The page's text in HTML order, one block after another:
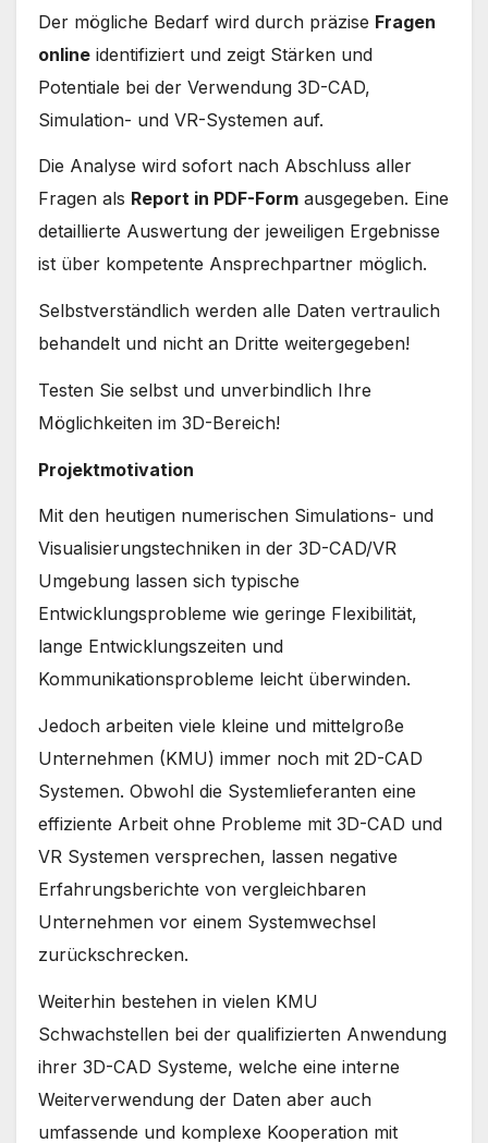
Der mögliche Bedarf wird durch präzise Fragen
online identifiziert und zeigt Stärken und
Potentiale bei der Verwendung 3D-CAD,
Simulation- und VR-Systemen auf.
Die Analyse wird sofort nach Abschluss aller
Fragen als Report in PDF-Form ausgegeben. Eine
detaillierte Auswertung der jeweiligen Ergebnisse
ist über kompetente Ansprechpartner möglich.
Selbstverständlich werden alle Daten vertraulich
behandelt und nicht an Dritte weitergegeben!
Testen Sie selbst und unverbindlich Ihre
Möglichkeiten im 3D-Bereich!
Projektmotivation
Mit den heutigen numerischen Simulations- und
Visualisierungstechniken in der 3D-CAD/VR
Umgebung lassen sich typische
Entwicklungsprobleme wie geringe Flexibilität,
lange Entwicklungszeiten und
Kommunikationsprobleme leicht überwinden.
Jedoch arbeiten viele kleine und mittelgroße
Unternehmen (KMU) immer noch mit 2D-CAD
Systemen. Obwohl die Systemlieferanten eine
effiziente Arbeit ohne Probleme mit 3D-CAD und
VR Systemen versprechen, lassen negative
Erfahrungsberichte von vergleichbaren
Unternehmen vor einem Systemwechsel
zurückschrecken.
Weiterhin bestehen in vielen KMU
Schwachstellen bei der qualifizierten Anwendung
ihrer 3D-CAD Systeme, welche eine interne
Weiterverwendung der Daten aber auch
umfassende und komplexe Kooperation mit